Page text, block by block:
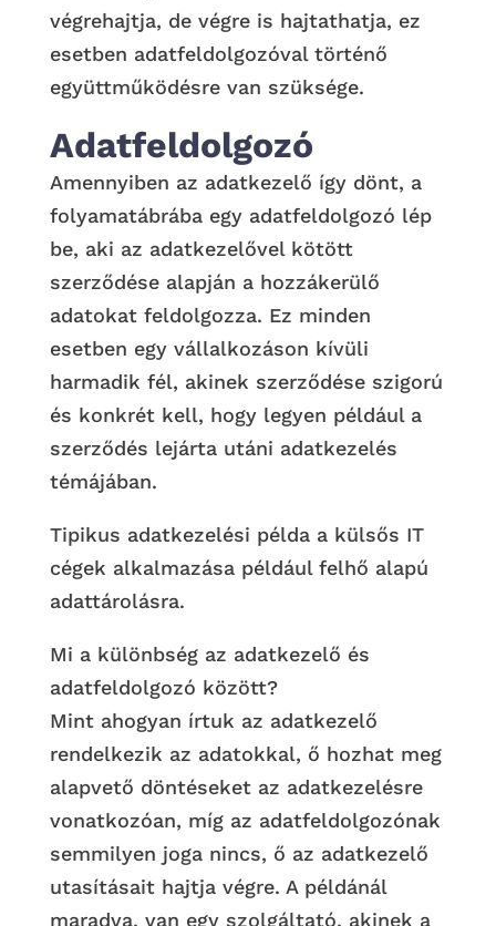
végrehajtja, de végre is hajtathatja, ez
esetben adatfeldolgozóval történő
együttműködésre van szüksége.
Adatfeldolgozó
Amennyiben az adatkezelő így dönt, a
folyamatábrába egy adatfeldolgozó lép
be, aki az adatkezelővel kötött
szerződése alapján a hozzákerülő
adatokat feldolgozza. Ez minden
esetben egy vállalkozáson kívüli
harmadik fél, akinek szerződése szigorú
és konkrét kell, hogy legyen például a
szerződés lejárta utáni adatkezelés
témájában.
Tipikus adatkezelési példa a külsős IT
cégek alkalmazása például felhő alapú
adattárolásra.
Mi a különbség az adatkezelő és
adatfeldolgozó között?
Mint ahogyan írtuk az adatkezelő
rendelkezik az adatokkal, ő hozhat meg
alapvető döntéseket az adatkezelésre
vonatkozóan, míg az adatfeldolgozónak
semmilyen joga nincs, ő az adatkezelő
utasításait hajtja végre. A példánál
maradva, van egy szolgáltató, akinek a